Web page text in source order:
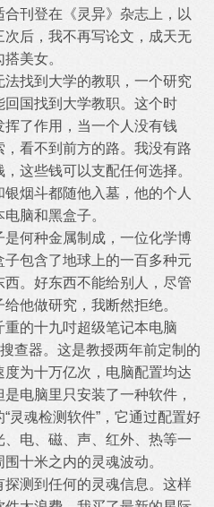
刊登在《灵异》杂志上，以
后，我不再写论文，成天无
美女。
找到大学的教职，一个研究
回国找到大学教职。这个时
了作用，当一个人没有钱
看不到前方的路。我没有路
这些钱可以支配任何选择。
烟斗都随他入墓，他的个人
脑和黑盒子。
何种金属制成，一位化学博
包含了地球上的一百多种元
。好东西不能给别人，尽管
他做研究，我断然拒绝。
的十九吋超级笔记本电脑
查器。这是教授两年前定制的
为十万亿次，电脑配置均达
电脑里只安装了一种软件，
灵魂检测软件”，它通过配置好
电、磁、声、红外、热等一
十米之内的灵魂波动。
测到任何的灵魂信息。这样